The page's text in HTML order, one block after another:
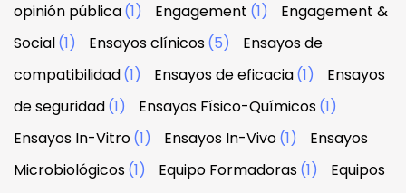
opinión pública(1) Engagement (1)
Engagement &
Social(1) Ensayos clínicos(5)
Ensayos de
compatibilidad(1) Ensayos de eficacia(1)
Ensayos
de seguridad(1) Ensayos Físico-Químicos(1)
Ensayos In-Vitro(1) Ensayos In-Vivo(1)
Ensayos
Microbiológicos(1) Equipo Formadoras(1)
Equipos